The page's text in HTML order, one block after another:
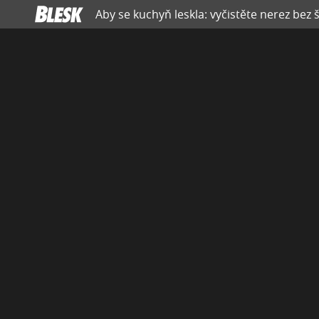
Aby se kuchyň leskla: vyčistěte nerez bez